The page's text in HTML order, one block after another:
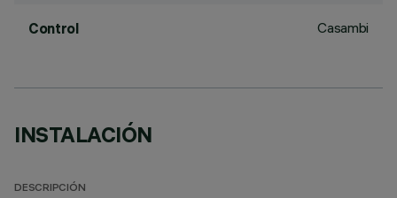
Control Casambi
INSTALACIÓN
DESCRIPCIÓN